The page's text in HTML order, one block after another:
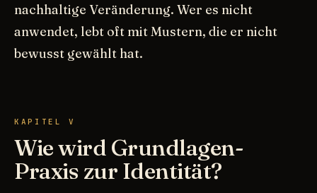
nachhaltige Veränderung. Wer es nicht
anwendet, lebt oft mit Mustern, die er nicht
bewusst gewählt hat.
KAPITEL V
Wie wird Grundlagen-
Praxis zur Identität?